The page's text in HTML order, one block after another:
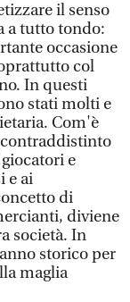
il senso
a tutto tondo:
occasione
col
In questi
stati molti e
Com'è
e
e ai
di
diviene
società. In
storico per
maglia